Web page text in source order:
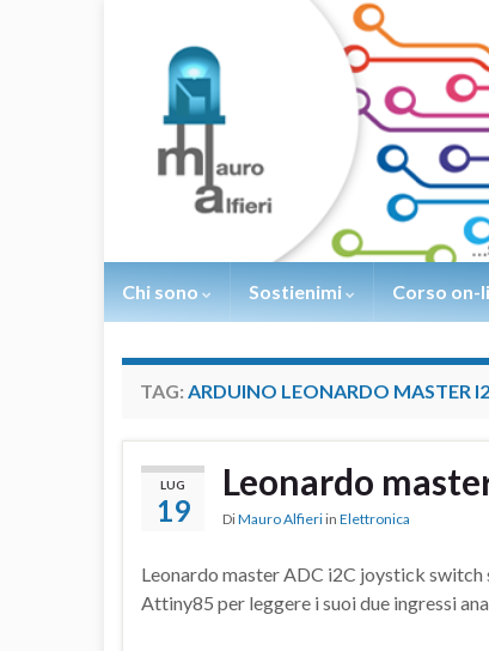
Chi sono Sostienimi Corso on-
TAG: ARDUINO LEONARDO MASTER
LUG
19
Leonardo
DiMauro Alfieri in Elettronica
Leonardo master ADC i2C joystick switch
Attiny85 per leggere i suoi due ingressi